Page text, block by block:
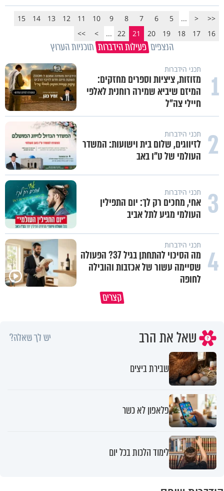
<<
<
...
5
6
7
8
9
10
11
12
13
14
15
16
17
18
19
20
21
22
...
>
>>
הנצפים פעילות הידברות תוכניות הערוץ
1 תכני הידברות
מזוזות, ציציות וספרים מחזקים:
המיזם שיביא שמירה רוחנית לאלפי
חיילי צה"ל
2 תכני הידברות
לזיווגים, שלום בית וישועות: המשדר
העולמי של ט"ו באב
3 תכני הידברות
אחי, מחכים רק לך: יום התפילין
העולמי מגיע לתל אביב
4 תכני הידברות
מה הסיכוי להתחתן בגיל 37? הפעולה
שסיימה עשור של אכזבות והובילה
לחופה
קצרים
גם השולחן שבת שאתם מסדרים הוא
המעשים הנסתרים שלנו
שאל את הרב יש לך שאלה?
שבירת ביצים
פלאפון לא כשר
לימוד הלכות בכל יום